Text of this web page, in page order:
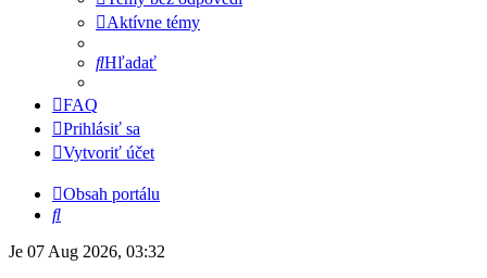
Aktívne témy
Hľadať
FAQ
Prihlásiť sa
Vytvoriť účet
Obsah portálu
Hľadať
Je 07 Aug 2026, 03:32